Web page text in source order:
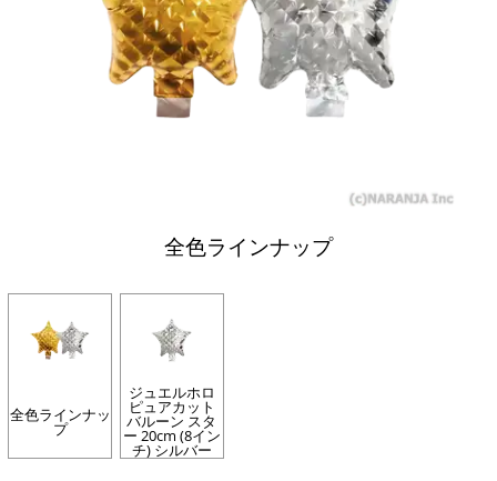
全色ラインナップ
全色ラインナッ
プ
ジュエルホロ
ピュアカット
バルーン スタ
ー 20cm (8イン
チ) シルバー